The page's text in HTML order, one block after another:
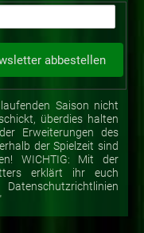
Saison nicht
überdies halten
Erweiterungen des
der Spielzeit sind
WICHTIG: Mit der
erklärt ihr euch